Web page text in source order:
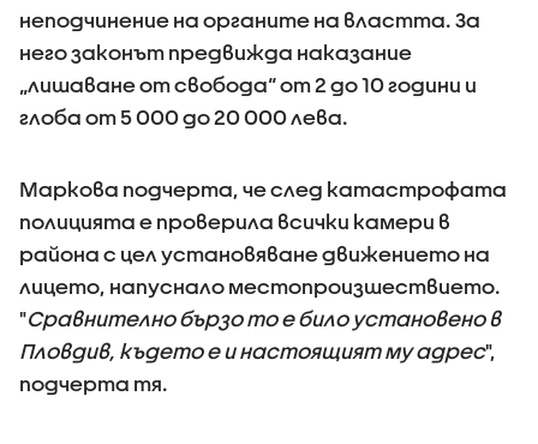
неподчинение на органите на властта. За
него законът предвижда наказание
„лишаване от свобода“ от 2 до 10 години и
глоба от 5 000 до 20 000 лева.
Маркова подчерта, че след катастрофата
полицията е проверила всички камери в
района с цел установяване движението на
лицето, напуснало местопроизшествието.
"Сравнително бързо то е било установено в
Пловдив, където е и настоящият му адрес",
подчерта тя.